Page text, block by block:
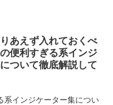
りあえず入れておくべ
便利すぎる系インジ
ついて徹底解説して
系インジケーター集につい